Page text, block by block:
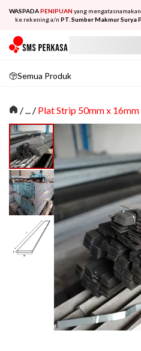
WASPADAPENIPUAN yang
ke rekening a/n PT. Sumber Makmur Surya
Semua Produk
/... / Plat Strip 50mm x